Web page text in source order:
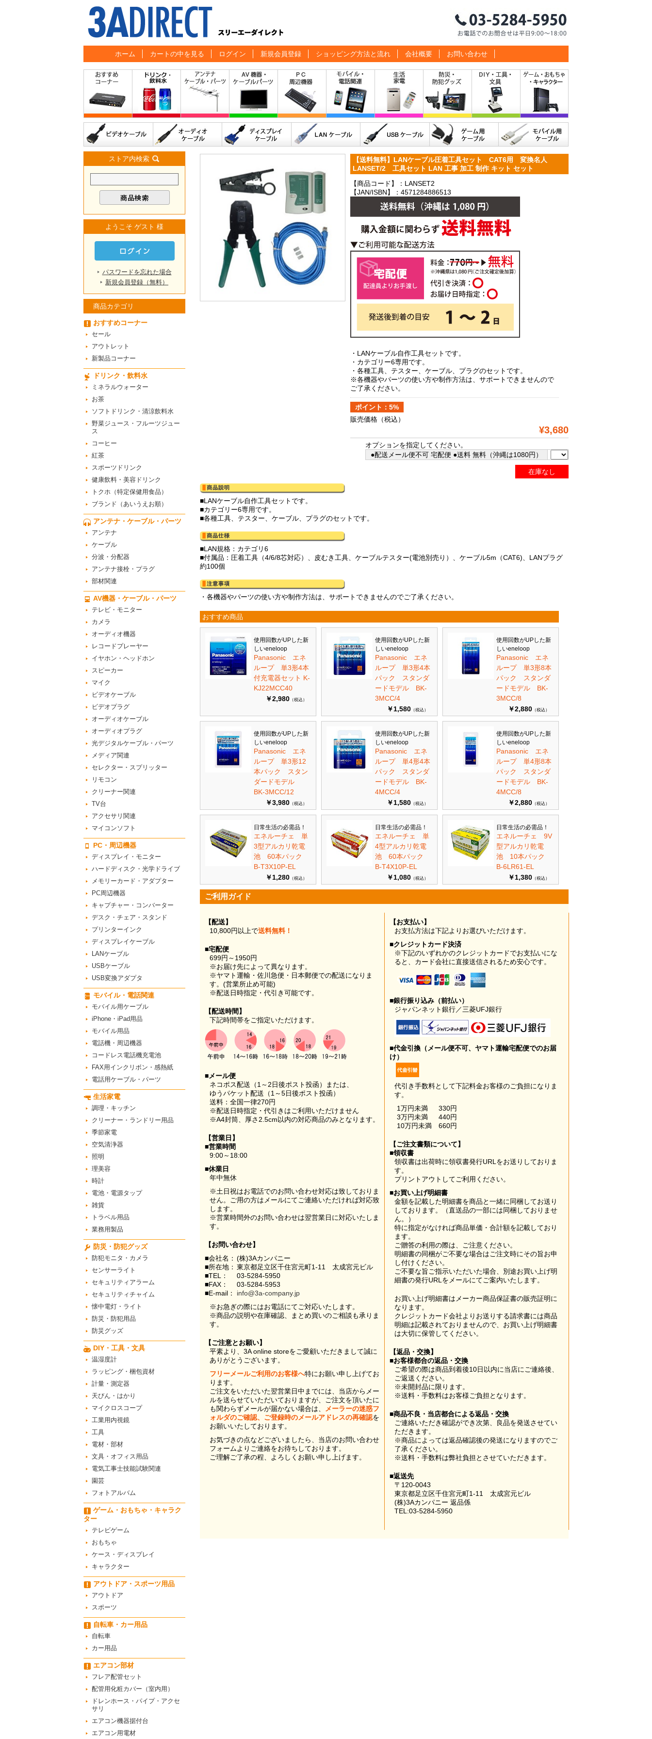
ホーム カートの中を見る ログイン 新規会員登録 ショッピング方法と流れ 会社概要 お問い合わせ
ストア内検索
ようこそ ゲスト 様
パスワードを忘れた場合
新規会員登録（無料）
商品カテゴリ
おすすめコーナー
セール
アウトレット
新製品コーナー
ドリンク・飲料水
ミネラルウォーター
お茶
ソフトドリンク・清涼飲料水
野菜ジュース・フルーツジュー
ス
コーヒー
紅茶
スポーツドリンク
健康飲料・美容ドリンク
トクホ（特定保健用食品）
ブランド（あいうえお順）
アンテナ・ケーブル・パーツ
アンテナ
ケーブル
分波・分配器
アンテナ接栓・プラグ
部材関連
AV機器・ケーブル・パーツ
テレビ・モニター
カメラ
オーディオ機器
レコードプレーヤー
イヤホン・ヘッドホン
スピーカー
マイク
ビデオケーブル
ビデオプラグ
オーディオケーブル
オーディオプラグ
光デジタルケーブル・パーツ
メディア関連
セレクター・スプリッター
リモコン
クリーナー関連
TV台
アクセサリ関連
マイコンソフト
PC・周辺機器
ディスプレイ・モニター
ハードディスク・光学ドライブ
メモリーカード・アダプター
PC周辺機器
キャプチャー・コンバーター
デスク・チェア・スタンド
プリンターインク
ディスプレイケーブル
LANケーブル
USBケーブル
USB変換アダプタ
モバイル・電話関連
モバイル用ケーブル
iPhone・iPad用品
モバイル用品
電話機・周辺機器
コードレス電話機充電池
FAX用インクリボン・感熱紙
電話用ケーブル・パーツ
生活家電
調理・キッチン
クリーナー・ランドリー用品
季節家電
空気清浄器
照明
理美容
時計
電池・電源タップ
雑貨
トラベル用品
業務用製品
防災・防犯グッズ
防犯モニタ・カメラ
センサーライト
セキュリティアラーム
セキュリティチャイム
懐中電灯・ライト
防災・防犯用品
防災グッズ
DIY・工具・文具
温湿度計
ラッピング・梱包資材
計量・測定器
天びん・はかり
マイクロスコープ
工業用内視鏡
工具
電材・部材
文具・オフィス用品
電気工事士技能試験関連
園芸
フォトアルバム
ゲーム・おもちゃ・キャラク
ター
テレビゲーム
おもちゃ
ケース・ディスプレイ
キャラクター
アウトドア・スポーツ用品
アウトドア
スポーツ
自転車・カー用品
自転車
カー用品
エアコン部材
フレア配管セット
配管用化粧カバー（室内用）
ドレンホース・パイプ・アクセ
サリ
エアコン機器据付台
エアコン用電材
【送料無料】LANケーブル圧着工具セット CAT6用 変換名人
LANSET/2 工具セット LAN 工事 加工 制作 キット セット
【商品コード】：LANSET2
【JAN/ISBN】：4571284886513
・LANケーブル自作工具セットです。
・カテゴリー6専用です。
・各種工具、テスター、ケーブル、プラグのセットです。
※各機器やパーツの使い方や制作方法は、サポートできませんので
ご了承ください。
ポイント：5%
販売価格 （税込）
¥3,680
オプションを指定してください。
●配送メール便不可 宅配便 ●送料 無料（沖縄は1080円）
在庫なし
■LANケーブル自作工具セットです。
■カテゴリー6専用です。
■各種工具、テスター、ケーブル、プラグのセットです。
■LAN規格：カテゴリ6
■付属品：圧着工具（4/6/8芯対応）、皮むき工具、ケーブルテスター(電池別売り）、ケーブル5m（CAT6)、LANプラグ
約100個
・各機器やパーツの使い方や制作方法は、サポートできませんのでご了承ください。
おすすめ商品
使用回数がUPした新
しいeneloop
Panasonic エネ
ループ 単3形4本
付充電器セット K-
KJ22MCC40
￥2,980 （税込）
使用回数がUPした新
しいeneloop
Panasonic エネ
ループ 単3形4本
パック スタンダ
ードモデル BK-
3MCC/4
￥1,580 （税込）
使用回数がUPした新
しいeneloop
Panasonic エネ
ループ 単3形8本
パック スタンダ
ードモデル BK-
3MCC/8
￥2,880 （税込）
使用回数がUPした新
しいeneloop
Panasonic エネ
ループ 単3形12
本パック スタン
ダードモデル
BK-3MCC/12
￥3,980 （税込）
使用回数がUPした新
しいeneloop
Panasonic エネ
ループ 単4形4本
パック スタンダ
ードモデル BK-
4MCC/4
￥1,580 （税込）
使用回数がUPした新
しいeneloop
Panasonic エネ
ループ 単4形8本
パック スタンダ
ードモデル BK-
4MCC/8
￥2,880 （税込）
日常生活の必需品！
エネルーチェ 単
3型アルカリ乾電
池 60本パック
B-T3X10P-EL
￥1,280 （税込）
日常生活の必需品！
エネルーチェ 単
4型アルカリ乾電
池 60本パック
B-T4X10P-EL
￥1,080 （税込）
日常生活の必需品！
エネルーチェ 9V
型アルカリ乾電
池 10本パック
B-6LR61-EL
￥1,380 （税込）
ご利用ガイド
【配送】
10,800円以上で送料無料！
■宅配便
699円～1950円
※お届け先によって異なります。
※ヤマト運輸・佐川急便・日本郵便での配送になりま
す。(営業所止め可能)
※配送日時指定・代引き可能です。
【配送時間】
下記時間帯をご指定いただけます。
■メール便
ネコポス配送（1～2日後ポスト投函）または、
ゆうパケット配送（1～5日後ポスト投函）
送料：全国一律270円
※配送日時指定・代引きはご利用いただけません
※A4封筒、厚さ2.5cm以内の対応商品のみとなります。
【営業日】
■営業時間
9:00～18:00
■休業日
年中無休
※土日祝はお電話でのお問い合わせ対応は致しておりま
せん。ご用の方はメールにてご連絡いただければ対応致
します。
※営業時間外のお問い合わせは翌営業日に対応いたしま
す。
【お問い合わせ】
■会社名： (株)3Aカンパニー
■所在地： 東京都足立区千住宮元町1-11 太成宮元ビル
■TEL：
03-5284-5950
■FAX：
03-5284-5953
■E-mail：
info@3a-company.jp
※お急ぎの際にはお電話にてご対応いたします。
※商品の説明や在庫確認、まとめ買いのご相談も承りま
す。
【ご注意とお願い】
平素より、3A online storeをご愛顧いただきまして誠に
ありがとうございます。
フリーメールご利用のお客様へ特にお願い申し上げてお
ります。
ご注文をいただいた翌営業日中までには、当店からメー
ルを送らせていただいておりますが、ご注文を頂いたに
も関わらずメールが届かない場合は、
メーラーの迷惑フ
ォルダのご確認、ご登録時のメールアドレスの再確認を
お願いいたしております。
お気づきの点などございましたら、当店のお問い合わせ
フォームよりご連絡をお待ちしております。
ご理解ご了承の程、よろしくお願い申し上げます。
【お支払い】
お支払方法は下記よりお選びいただけます。
■クレジットカード決済
※下記のいずれかのクレジットカードでお支払いにな
ると、カード会社に直接送信されるため安心です。
■銀行振り込み（前払い）
ジャパンネット銀行／三菱UFJ銀行
■代金引換（メール便不可、ヤマト運輸宅配便でのお届
け）
代引き手数料として下記料金お客様のご負担になりま
す。
1万円未満
330円
3万円未満
440円
10万円未満
660円
【ご注文書類について】
■領収書
領収書は出荷時に領収書発行URLをお送りしておりま
す。
プリントアウトしてご利用ください。
■お買い上げ明細書
金額を記載した明細書を商品と一緒に同梱してお送り
しております。（直送品の一部には同梱しておりませ
ん。）
特に指定がなければ商品単価・合計額を記載しており
ます。
ご贈答の利用の際は、ご注意ください。
明細書の同梱がご不要な場合はご注文時にその旨お申
し付けください。
ご不要な旨ご指示いただいた場合、別途お買い上げ明
細書の発行URLをメールにてご案内いたします。
お買い上げ明細書はメーカー商品保証書の販売証明に
なります。
クレジットカード会社よりお送りする請求書には商品
明細は記載されておりませんので、お買い上げ明細書
は大切に保管してください。
【返品・交換】
■お客様都合の返品・交換
ご希望の際は商品到着後10日以内に当店にご連絡後、
ご返送ください。
※未開封品に限ります。
※送料・手数料はお客様ご負担となります。
■商品不良・当店都合による返品・交換
ご連絡いただき確認ができ次第、良品を発送させてい
ただきます。
※商品によっては返品確認後の発送になりますのでご
了承ください。
※送料・手数料は弊社負担とさせていただきます。
■返送先
〒120-0043
東京都足立区千住宮元町1-11 太成宮元ビル
(株)3Aカンパニー 返品係
TEL:03-5284-5950